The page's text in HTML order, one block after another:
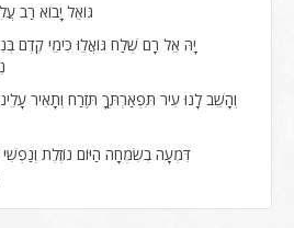
גּוֹאֵל יָבוֹא רַב
יָהּ אֵל רָם שְׁלַח גּוֹאֲלֵוּ כִּימֵי קֶדֶם
וְהָשֵׁב לָנוּ עִיר תִּפְאַרְתֶּךָ תִּזְרַח וְתָאִיר
דִּמְעָה בְשִׂמְחָה הַיּוֹם נוֹזֶלֶת